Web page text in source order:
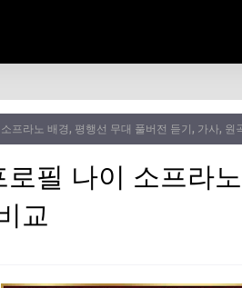
프라노 배경, 평행선 무대 풀버전 듣기, 가사, 원
필 나이 소프라
교